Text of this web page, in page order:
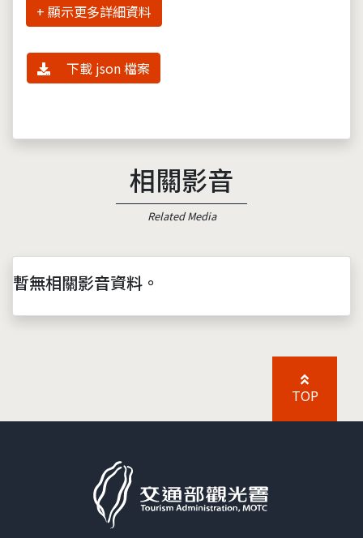
詳細資料
下載 json 檔案
相關影音
Related Media
暫無相關影音資料。
TOP